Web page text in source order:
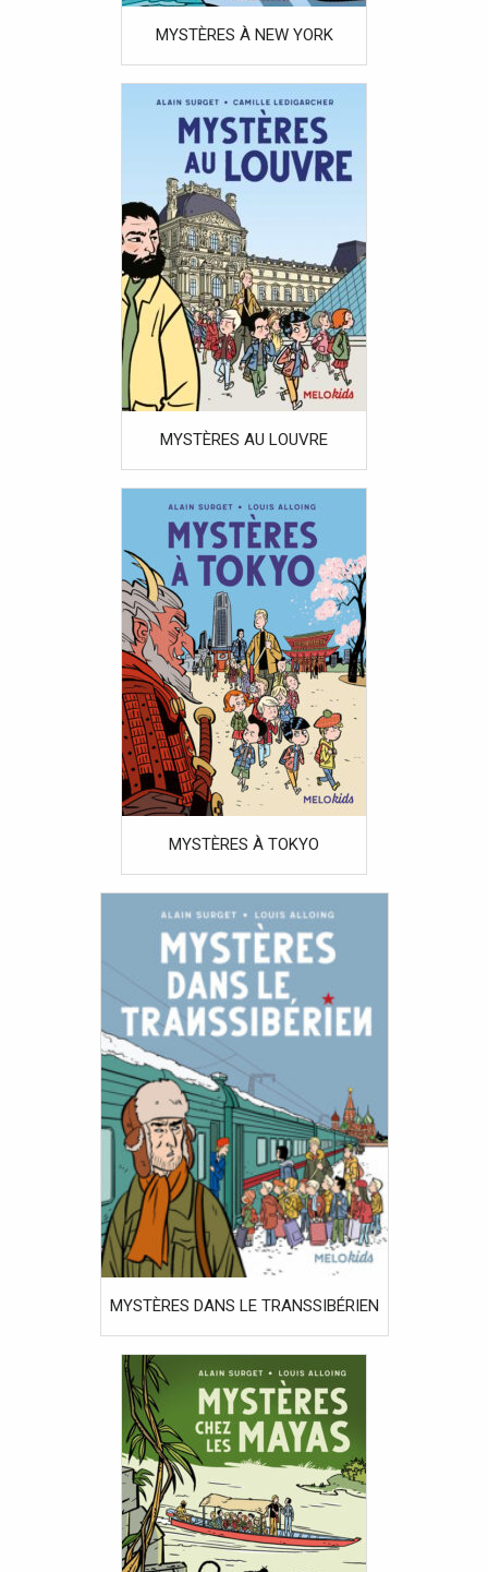
MYSTÈRES À NEW YORK
MYSTÈRES AU LOUVRE
MYSTÈRES À TOKYO
MYSTÈRES DANS LE TRANSSIBÉRIEN